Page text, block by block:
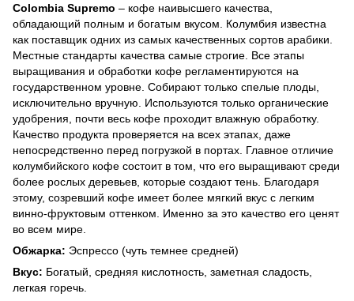
Colombia Supremo – кофе наивысшего качества,
обладающий полным и богатым вкусом. Колумбия известна
как поставщик одних из самых качественных сортов арабики.
Местные стандарты качества самые строгие. Все этапы
выращивания и обработки кофе регламентируются на
государственном уровне. Собирают только спелые плоды,
исключительно вручную. Используются только органические
удобрения, почти весь кофе проходит влажную обработку.
Качество продукта проверяется на всех этапах, даже
непосредственно перед погрузкой в портах. Главное отличие
колумбийского кофе состоит в том, что его выращивают среди
более рослых деревьев, которые создают тень. Благодаря
этому, созревший кофе имеет более мягкий вкус с легким
винно-фруктовым оттенком. Именно за это качество его ценят
во всем мире.
Обжарка: Эспрессо (чуть темнее средней)
Вкус: Богатый, средняя кислотность, заметная сладость,
легкая горечь.